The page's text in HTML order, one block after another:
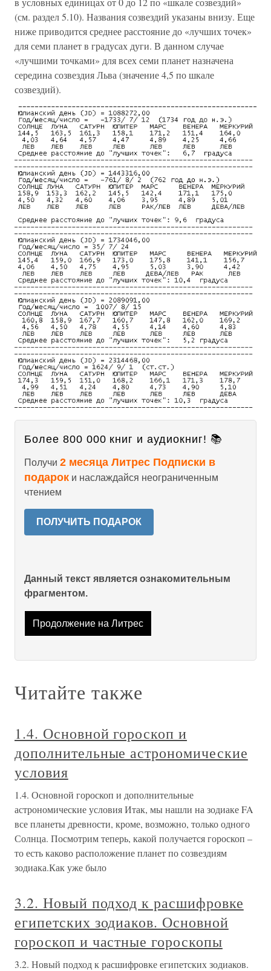
(см. раздел 5.10). Названия созвездий указаны внизу. Еще
ниже приводится среднее расстояние до «лучших точек»
для семи планет в градусах дуги. В данном случае
«лучшими точками» для всех семи планет назначена
середина созвездия Льва (значение 4,5 по шкале
созвездий).
Более 800 000 книг и аудиокниг! 📚
Получи 2 месяца Литрес Подписки в
подарок и наслаждайся неограниченным
чтением
ПОЛУЧИТЬ ПОДАРОК
Данный текст является ознакомительным
фрагментом.
Продолжение на Литрес
Читайте также
1.4. Основной гороскоп и
дополнительные астрономические
условия
1.4. Основной гороскоп и дополнительные
астрономические условия Итак, мы нашли на зодиаке FA
все планеты древности, кроме, возможно, только одного
Солнца. Посмотрим теперь, какой получается гороскоп –
то есть каково расположение планет по созвездиям
зодиака.Как уже было
3.2. Новый подход к расшифровке
египетских зодиаков. Основной
гороскоп и частные гороскопы
3.2. Новый подход к расшифровке египетских зодиаков.